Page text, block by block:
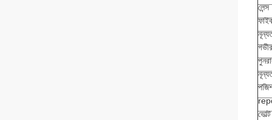
লেন্স
ভোল্ট